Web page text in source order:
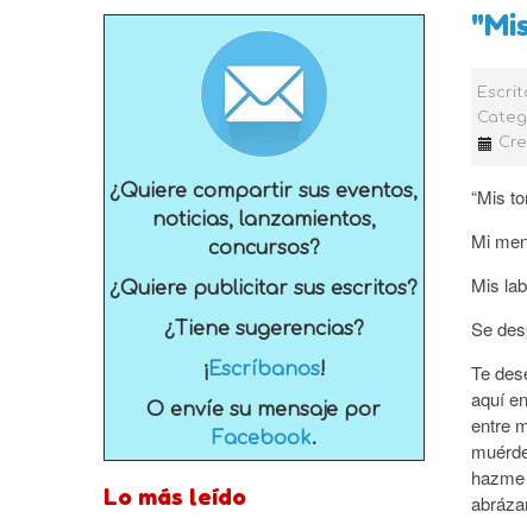
“Mis
Mi
Mis
Se
Te
aquí
entre
¿Quiere compartir sus eventos,
noticias, lanzamientos,
concursos?
¿Quiere publicitar sus escritos?
¿Tiene sugerencias?
¡Escríbanos!
O envíe su mensaje por
Facebook.
Lo más leído